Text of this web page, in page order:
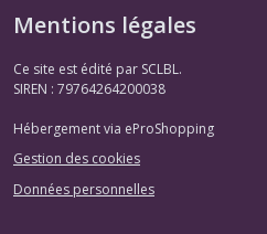
Mentions légales
Ce site est édité par SCLBL.
SIREN : 79764264200038
Hébergement via eProShopping
Gestion des cookies
Données personnelles